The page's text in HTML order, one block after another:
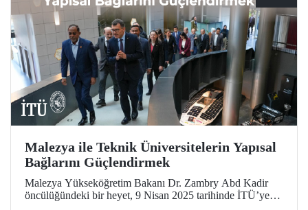
Malezya ile Teknik Üniversitelerin Yapısal
Bağlarını Güçlendirmek
Malezya Yükseköğretim Bakanı Dr. Zambry Abd Kadir
öncülüğündeki bir heyet, 9 Nisan 2025 tarihinde İTÜ’ye